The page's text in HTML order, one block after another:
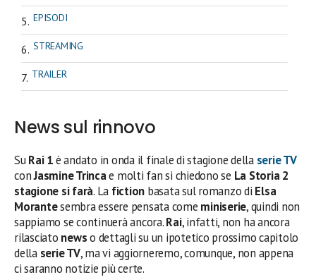
EPISODI
STREAMING
TRAILER
News sul rinnovo
SuRai 1è andato in onda il finale di stagione della serie TV
conJasmine Trincae molti fan si chiedono se La Storia 2
stagione si farà. La fiction basata sul romanzo di Elsa
Morantesembra essere pensata come miniserie, quindi non
sappiamo se continuerà ancora.Rai, infatti, non ha ancora
rilasciato newso dettagli su un ipotetico prossimo capitolo
della serie TV, ma vi aggiorneremo, comunque, non appena
ci saranno notizie più certe.